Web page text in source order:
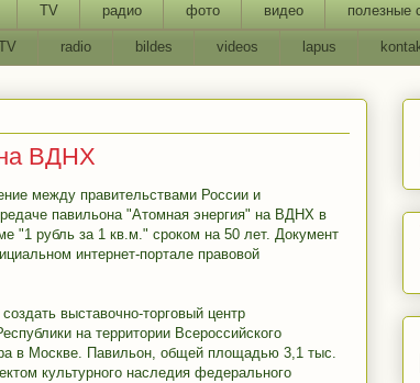
TV радио фото видео полезные
radio bildes videos lapus
ВДНХ
между правительствами России и
павильона "Атомная энергия" на ВДНХ в
"1 рубль за 1 кв.м." сроком на 50 лет. Документ
интернет-портале правовой
выставочно-торговый центр
на территории Всероссийского
в Москве. Павильон, общей площадью 3,1 тыс.
культурного наследия федерального